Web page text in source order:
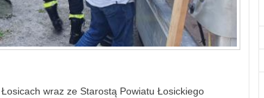
wraz ze Starostą Powiatu Łosickiego